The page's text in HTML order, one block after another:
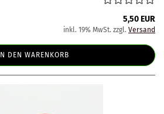
5,50 EUR
inkl. 19% MwSt. zzgl. Versand
IN DEN WARENKORB